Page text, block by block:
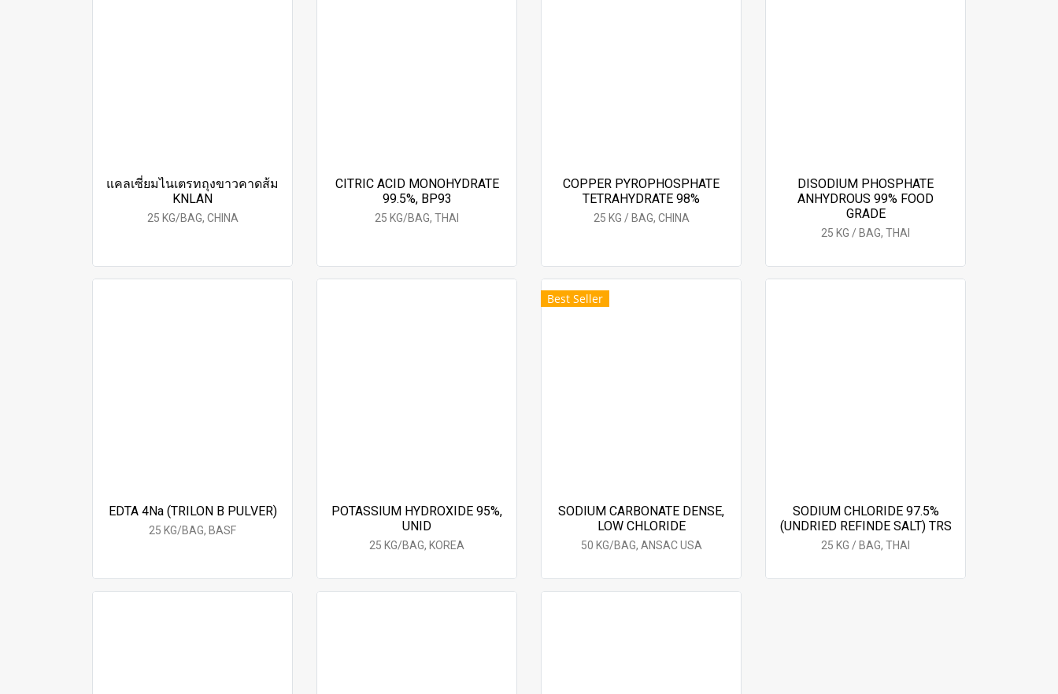
แคลเซี่ยมไนเตรทถุงขาวคาดส้ม
KNLAN
25 KG/BAG, CHINA
CITRIC ACID MONOHYDRATE
99.5%, BP93
25 KG/BAG, THAI
COPPER PYROPHOSPHATE
TETRAHYDRATE 98%
25 KG / BAG, CHINA
DISODIUM PHOSPHATE
ANHYDROUS 99% FOOD
GRADE
25 KG / BAG, THAI
EDTA 4Na (TRILON B PULVER)
25 KG/BAG, BASF
POTASSIUM HYDROXIDE 95%,
UNID
25 KG/BAG, KOREA
Best Seller
SODIUM CARBONATE DENSE,
LOW CHLORIDE
50 KG/BAG, ANSAC USA
SODIUM CHLORIDE 97.5%
(UNDRIED REFINDE SALT) TRS
25 KG / BAG, THAI